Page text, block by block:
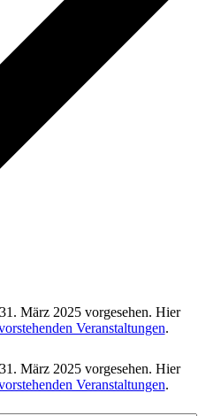
März 2025 vorgesehen. Hier
Veranstaltungen.
März 2025 vorgesehen. Hier
Veranstaltungen.